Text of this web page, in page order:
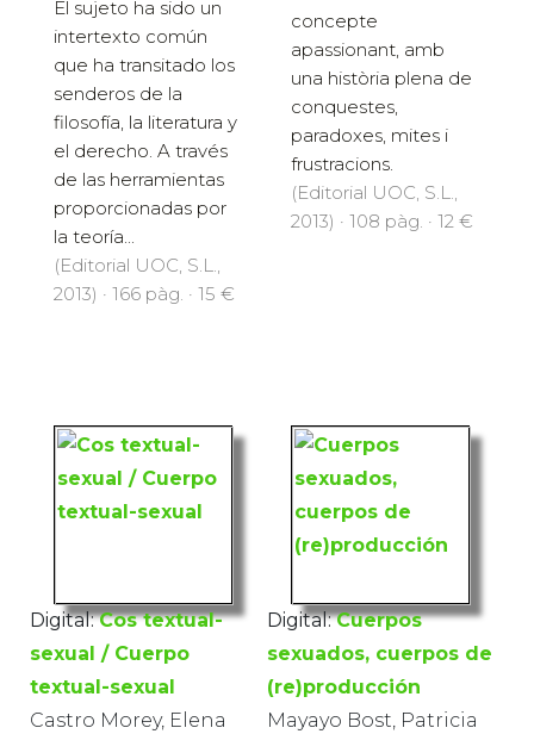
El sujeto ha sido un
intertexto común
que ha transitado los
senderos de la
filosofía, la literatura y
el derecho. A través
de las herramientas
proporcionadas por
la teoría...
(Editorial UOC, S.L.,
2013) · 166 pàg. · 15 €
concepte
apassionant, amb
una història plena de
conquestes,
paradoxes, mites i
frustracions.
(Editorial UOC, S.L.,
2013) · 108 pàg. · 12 €
Digital: Cos textual-
sexual / Cuerpo
textual-sexual
Castro Morey, Elena
Digital: Cuerpos
sexuados, cuerpos de
(re)producción
Mayayo Bost, Patricia